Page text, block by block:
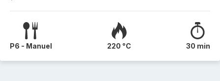
P6 - Manuel 220 °C 30 min